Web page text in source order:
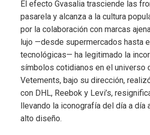
El efecto Gvasalia trasciende las
pasarela y alcanza a la cultura
por la colaboración con marcas
lujo —desde supermercados hasta
tecnológicas— ha legitimado la
símbolos cotidianos en el universo
Vetements, bajo su dirección,
con DHL, Reebok y Levi’s,
llevando la iconografía del día a día
alto diseño.